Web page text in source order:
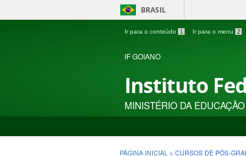
BRASIL
Ir para o conteúdo 1 Ir para o menu 2
IF GOIANO
Instituto
MINISTÉRIO DA EDUCAÇÃO
PÁGINA INICIAL > CURSOS DE PÓS-